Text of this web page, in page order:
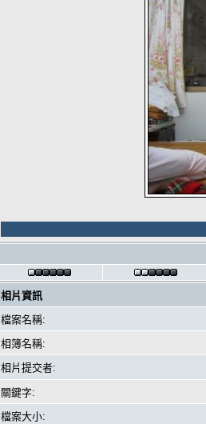
相片資訊
檔案名稱:
相簿名稱:
相片提交者:
關鍵字:
檔案大小: